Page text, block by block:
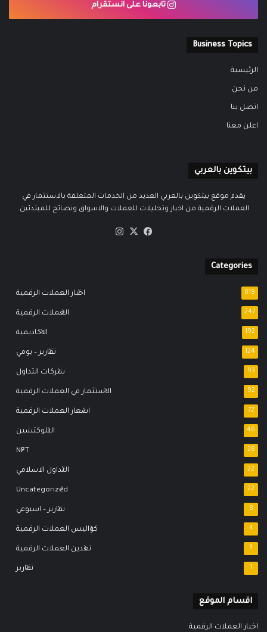
تابعونا على انستقرام
Business Topics
الرئيسية
من نحن
اتصل بنا
اعلن معنا
بيتكوين بالعربي
يقدم موقع بيتكوين بالعربي العديد من الخدمات المتعلقة بالاستثمار في
العملات الرقمية من اخبار وتحليلات للعملات والاسواق ونصائح للمبتدئين.
فيسبوك
‫X
Categories
اخبار العملات الرقمية 819
العملات الرقمية 247
الاكاديمية 192
تقارير – يومي 124
شركات التداول 93
الاستثمار في العملات الرقمية 92
اسعار العملات الرقمية 72
البلوكتشين 46
NFT 28
التداول الاسلامي 22
Uncategorized 22
تقارير – اسبوعي 8
كواليس العملات الرقمية 4
تعدين العملات الرقمية 3
تقارير 1
اقسام الموقع
اخبار العملات الرقمية